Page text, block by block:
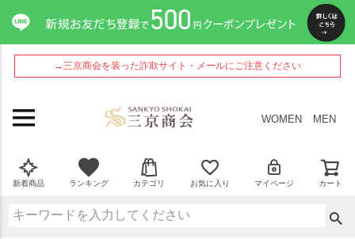
→三京商会を装った詐欺サイト・メールにご注意ください
WOMEN MEN
新着商品 ランキング カテゴリ お気に入り マイページ カート
ペー
ジト
ップ
へ